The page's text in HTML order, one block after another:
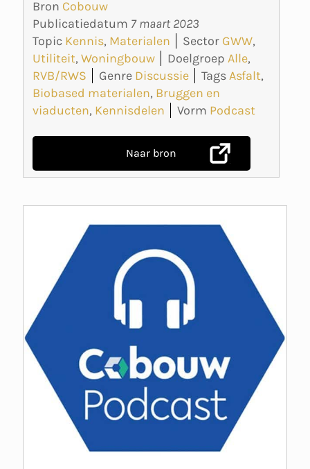
Bron Cobouw
Publicatiedatum 7 maart 2023
Topic Kennis, Materialen Sector GWW,
Utiliteit, Woningbouw Doelgroep Alle,
RVB/RWS
Genre Discussie TagsAsfalt,
Biobased materialen, Bruggen en
viaducten, Kennisdelen Vorm Podcast
Naar bron